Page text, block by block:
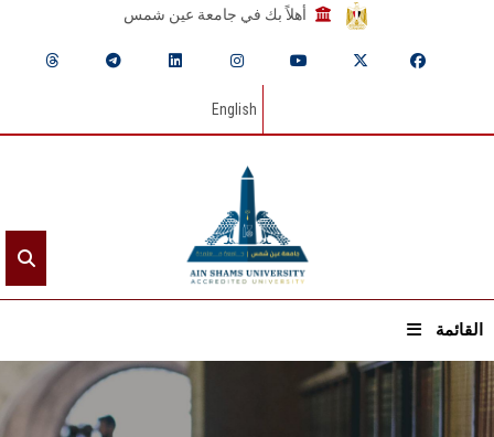
أهلاً بك في جامعة عين شمس
English
القائمة
الرئيسيـة